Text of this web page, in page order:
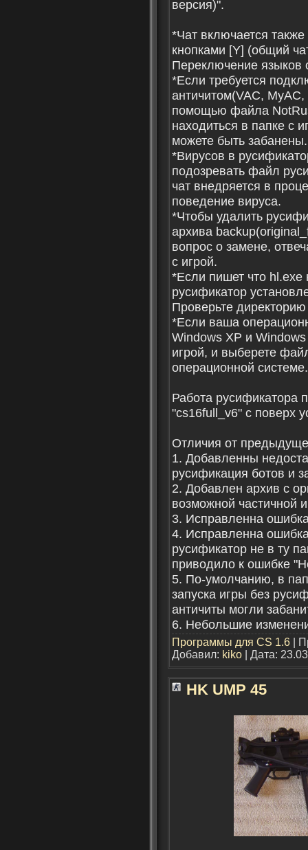
версия)".
*Чат включается
кнопками [Y] (общий
Переключение языков
*Если требуется
античитом(VAC,
помощью файла
находиться в папке с
можете быть забанены.
*Вирусов в
подозревать файл
чат внедряется в
поведение вируса.
*Чтобы удалить
архива
вопрос о замене,
с игрой.
*Если пишет что hl.exe
русификатор
Проверьте
*Если ваша
Windows XP и Windows
игрой, и выберете
операционной системе.
Работа русификатора
"cs16full_v6" с поверх
Отличия от
1. Добавленны
русификация ботов и
2. Добавлен архив с
возможной частичной
3. Исправленна
4. Исправленна
русификатор не в ту
приводило к ошибке
5. По-умолчанию, в
запуска игры без
античиты могли
6. Небольшие
Программы для CS 1.6 |
Добавил: kiko | Дата:
HK UMP 45